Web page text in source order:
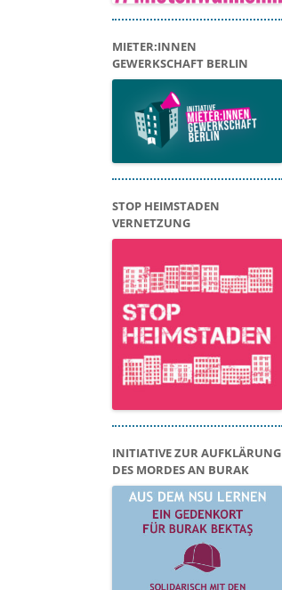
MIETER:INNEN
GEWERKSCHAFT BERLIN
STOP HEIMSTADEN
VERNETZUNG
INITIATIVE ZUR AUFKLÄRUNG
DES MORDES AN BURAK